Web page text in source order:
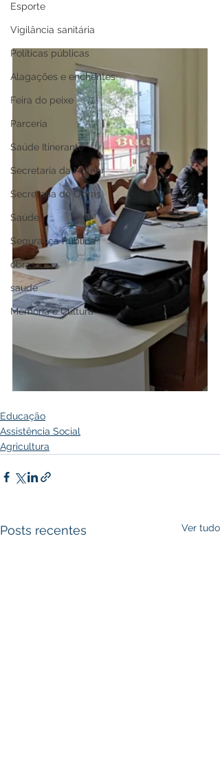
Esporte
Vigilância sanitária
Políticas públicas
Alagações e enchentes
Feira do peixe
Parceria
Saúde Itinerante
Secretaria da Mulher
Secretaria de Obras
Saúde
Segurança Pública
obras
saude
Memória e Cultura
Educação
Assistência Social
Agricultura
Posts recentes Ver tudo